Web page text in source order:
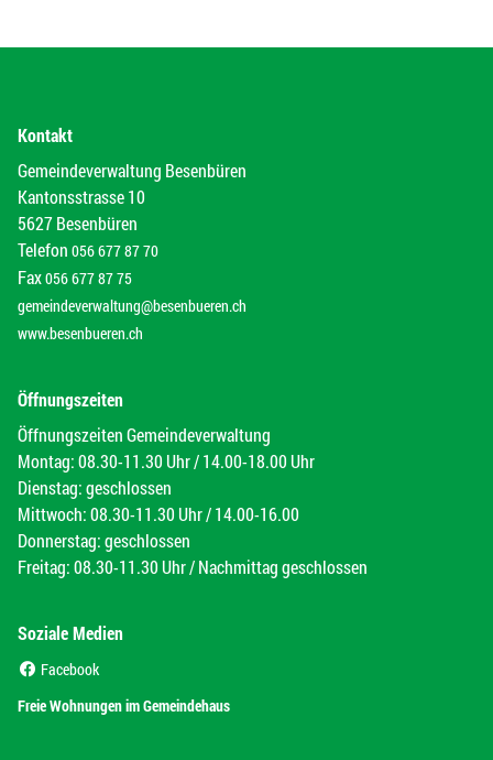
Kontakt
Gemeindeverwaltung Besenbüren
Kantonsstrasse 10
5627 Besenbüren
Telefon 056 677 87 70
Fax056 677 87 75
gemeindeverwaltung@besenbueren.ch
www.besenbueren.ch
Öffnungszeiten
Öffnungszeiten Gemeindeverwaltung
Montag: 08.30-11.30 Uhr / 14.00-18.00 Uhr
Dienstag: geschlossen
Mittwoch: 08.30-11.30 Uhr / 14.00-16.00
Donnerstag: geschlossen
Freitag: 08.30-11.30 Uhr / Nachmittag geschlossen
Soziale Medien
Facebook
Freie Wohnungen im Gemeindehaus